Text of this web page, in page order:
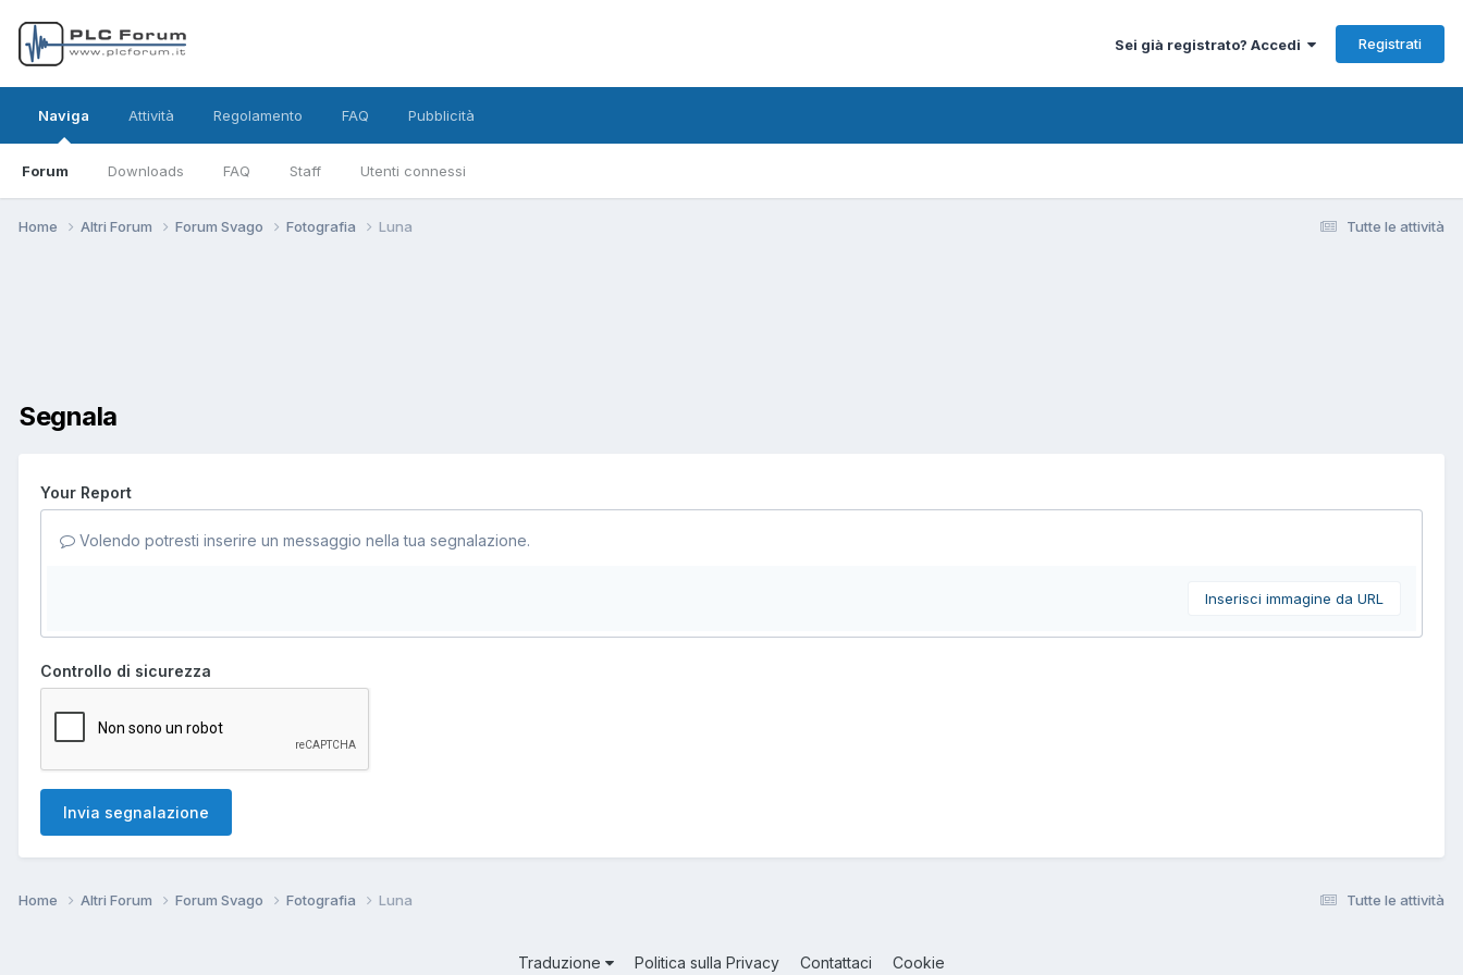
Sei già registrato? Accedi Registrati
Naviga
Forum Downloads FAQ Staff Utenti connessi
Attività Regolamento FAQ Pubblicità
Tutte le attività
Home Altri Forum Forum Svago Fotografia Luna
Segnala
Your Report
Volendo potresti inserire un messaggio nella tua segnalazione.
Inserisci immagine da URL
Controllo di sicurezza
Invia segnalazione
Tutte le attività
Home Altri Forum Forum Svago Fotografia Luna
Traduzione Politica sulla Privacy Contattaci Cookie